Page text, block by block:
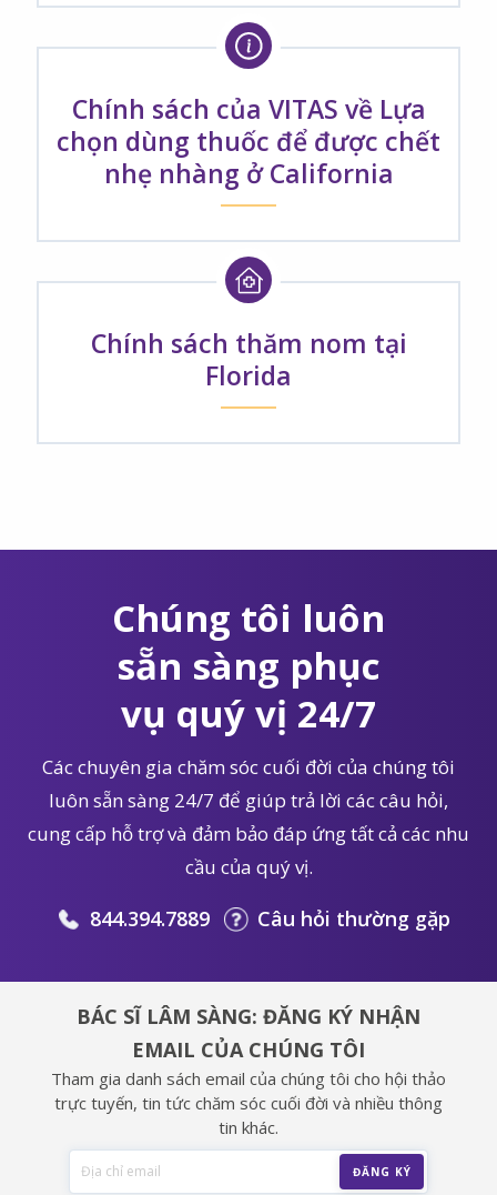
Chính sách của VITAS về Lựa
chọn dùng thuốc để được chết
nhẹ nhàng ở California
Chính sách thăm nom tại
Florida
Chúng tôi luôn
sẵn sàng phục
vụ quý vị 24/7
Các chuyên gia chăm sóc cuối đời của chúng tôi
luôn sẵn sàng 24/7 để giúp trả lời các câu hỏi,
cung cấp hỗ trợ và đảm bảo đáp ứng tất cả các nhu
cầu của quý vị.
844.394.7889 Câu hỏi thường gặp
BÁC SĨ LÂM SÀNG: ĐĂNG KÝ NHẬN
EMAIL CỦA CHÚNG TÔI
Tham gia danh sách email của chúng tôi cho hội thảo
trực tuyến, tin tức chăm sóc cuối đời và nhiều thông
tin khác.